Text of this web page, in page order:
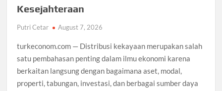
Kesejahteraan
Putri Cetar August 7, 2026
turkeconom.com — Distribusi kekayaan merupakan salah
satu pembahasan penting dalam ilmu ekonomi karena
berkaitan langsung dengan bagaimana aset, modal,
properti, tabungan, investasi, dan berbagai sumber daya